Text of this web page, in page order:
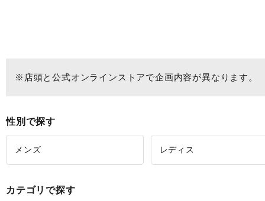
※店頭と公式オンラインストアで企画内容が異なります。
性別で探す
メンズ レディス
カテゴリで探す